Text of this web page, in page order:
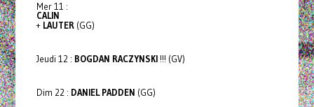
Mer 11 :
CALIN
+ LAUTER(GG)
Jeudi 12 : BOGDAN RACZYNSKI!!! (GV)
Dim 22 : DANIEL PADDEN (GG)